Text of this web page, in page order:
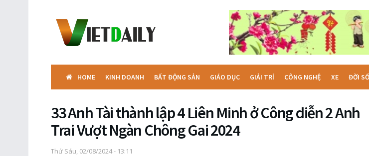
HOME KINH DOANH BẤT ĐỘNG SẢN GIÁO DỤC GIẢI TRÍ CÔNG NGHỆ XE ĐỜI
33 Anh Tài thành lập 4 Liên Minh ở Công diễn 2 Anh
Trai Vượt Ngàn Chông Gai 2024
Thứ Sáu, 02/08/2024 - 13:11